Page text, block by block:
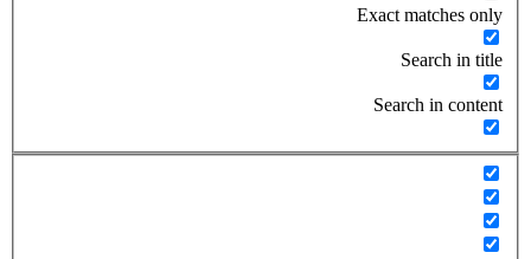
Exact matches only
Search in title
Search in content